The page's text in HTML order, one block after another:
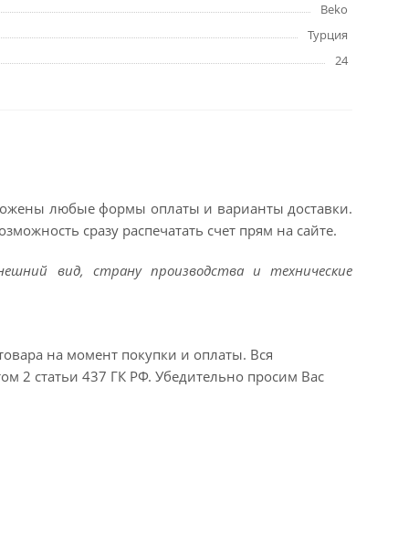
Beko
Турция
24
любые формы оплаты и варианты доставки.
сразу распечатать счет прям на сайте.
вид, страну производства и технические
на момент покупки и оплаты. Вся
2 статьи 437 ГК РФ. Убедительно просим Вас